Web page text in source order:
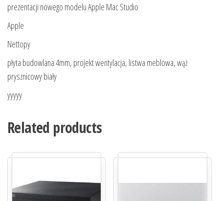
prezentacji nowego modelu Apple Mac Studio
Apple
Nettopy
płyta budowlana 4mm, projekt wentylacja, listwa meblowa, wąż
prysznicowy biały
yyyyy
Related products